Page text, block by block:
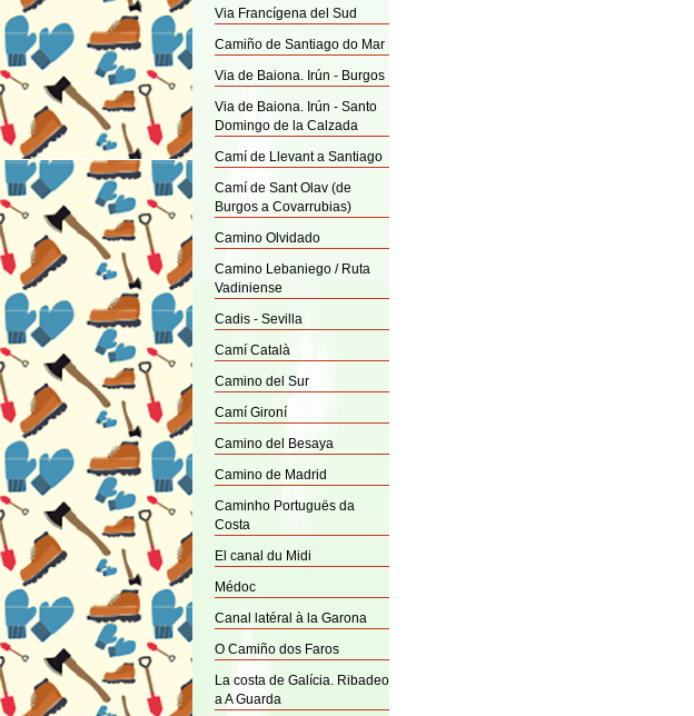
Via Francígena del Sud
Camiño de Santiago do Mar
Via de Baiona. Irún - Burgos
Via de Baiona. Irún - Santo
Domingo de la Calzada
Camí de Llevant a Santiago
Camí de Sant Olav (de
Burgos a Covarrubias)
Camino Olvidado
Camino Lebaniego / Ruta
Vadiniense
Cadis - Sevilla
Camí Català
Camino del Sur
Camí Gironí
Camino del Besaya
Camino de Madrid
Caminho Portuguës da
Costa
El canal du Midi
Médoc
Canal latéral à la Garona
O Camiño dos Faros
La costa de Galícia. Ribadeo
a A Guarda